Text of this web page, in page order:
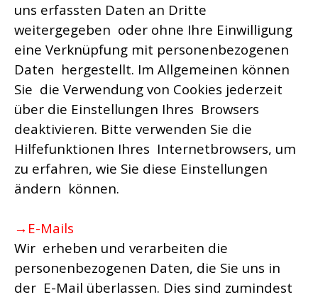
uns erfassten Daten an Dritte
weitergegeben oder ohne Ihre Einwilligung
eine Verknüpfung mit personenbezogenen
Daten hergestellt. Im Allgemeinen können
Sie die Verwendung von Cookies jederzeit
über die Einstellungen Ihres Browsers
deaktivieren. Bitte verwenden Sie die
Hilfefunktionen Ihres Internetbrowsers, um
zu erfahren, wie Sie diese Einstellungen
ändern können.
→E-Mails
Wir erheben und verarbeiten die
personenbezogenen Daten, die Sie uns in
der E-Mail überlassen. Dies sind zumindest